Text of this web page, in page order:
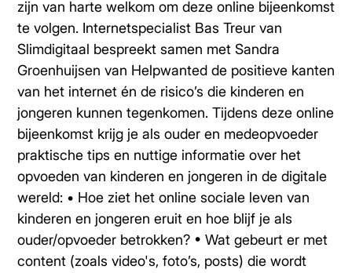
zijn van harte welkom om deze online bijeenkomst
te volgen. Internetspecialist Bas Treur van
Slimdigitaal bespreekt samen met Sandra
Groenhuijsen van Helpwanted de positieve kanten
van het internet én de risico’s die kinderen en
jongeren kunnen tegenkomen. Tijdens deze online
bijeenkomst krijg je als ouder en medeopvoeder
praktische tips en nuttige informatie over het
opvoeden van kinderen en jongeren in de digitale
wereld: • Hoe ziet het online sociale leven van
kinderen en jongeren eruit en hoe blijf je als
ouder/opvoeder betrokken? • Wat gebeurt er met
content (zoals video's, foto’s, posts) die wordt